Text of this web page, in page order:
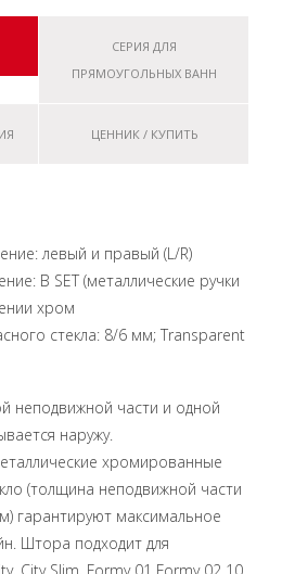
СЕРИЯ ДЛЯ
ПРЯМОУГОЛЬНЫХ ВАНН
ЦЕННИК / КУПИТЬ
левый и правый (L/R)
B SET (металлические ручки
хром
стекла: 8/6 мм; Transparent
неподвижной части и одной
наружу.
хромированные
(толщина неподвижной части
гарантируют максимальное
Штора подходит для
City Slim, Formy 01 Formy 02 10